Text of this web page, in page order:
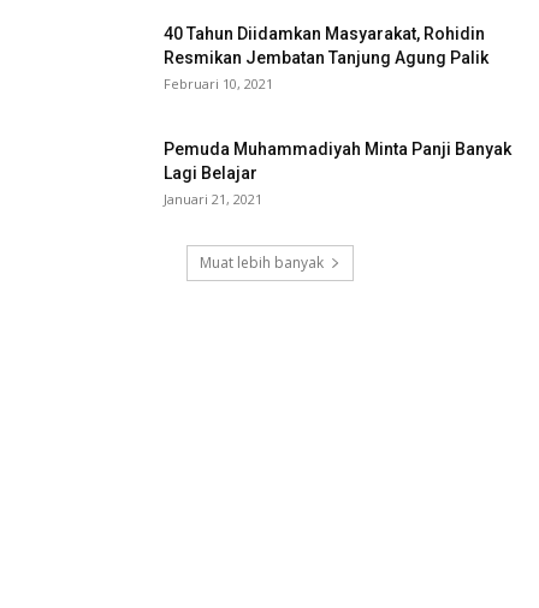
40 Tahun Diidamkan Masyarakat, Rohidin
Resmikan Jembatan Tanjung Agung Palik
Februari 10, 2021
Pemuda Muhammadiyah Minta Panji Banyak
Lagi Belajar
Januari 21, 2021
Muat lebih banyak